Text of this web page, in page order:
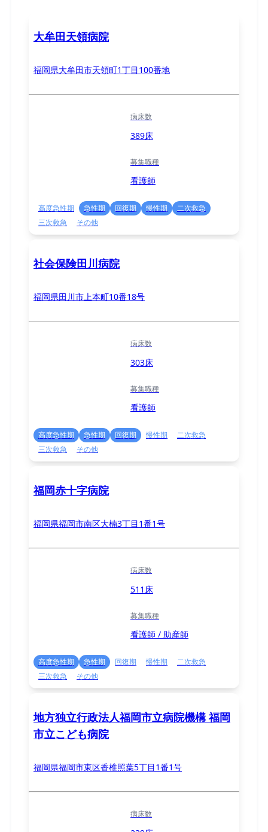
大牟田天領病院
福岡県大牟田市天領町1丁目100番地
病床数
389床
募集職種
看護師
高度急性期 急性期 回復期 慢性期
二次救急
三次救急
その他
社会保険田川病院
福岡県田川市上本町10番18号
病床数
303床
募集職種
看護師
高度急性期 急性期 回復期 慢性期
二次救急
三次救急
その他
福岡赤十字病院
福岡県福岡市南区大楠3丁目1番1号
病床数
511床
募集職種
看護師 / 助産師
高度急性期 急性期 回復期 慢性期
二次救急
三次救急
その他
地方独立行政法人福岡市立病院機構 福岡
市立こども病院
福岡県福岡市東区香椎照葉5丁目1番1号
病床数